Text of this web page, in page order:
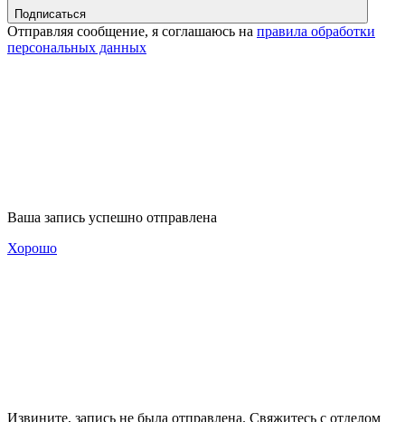
Подписаться
Отправляя сообщение, я соглашаюсь на правила обработки
персональных данных
Ваша запись успешно отправлена
Хорошо
Извините, запись не была отправлена. Свяжитесь с отделом